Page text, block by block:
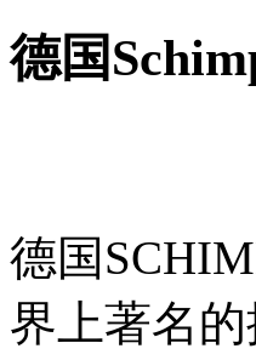
德国
德国
界上著名的